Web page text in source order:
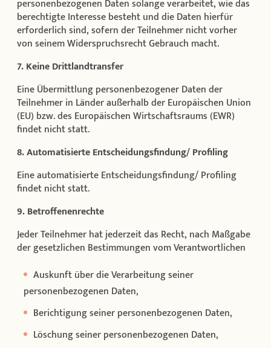
personenbezogenen Daten solange verarbeitet, wie das
berechtigte Interesse besteht und die Daten hierfür
erforderlich sind, sofern der Teilnehmer nicht vorher
von seinem Widerspruchsrecht Gebrauch macht.
7. Keine Drittlandtransfer
Eine Übermittlung personenbezogener Daten der
Teilnehmer in Länder außerhalb der Europäischen Union
(EU) bzw. des Europäischen Wirtschaftsraums (EWR)
findet nicht statt.
8. Automatisierte Entscheidungsfindung/ Profiling
Eine automatisierte Entscheidungsfindung/ Profiling
findet nicht statt.
9. Betroffenenrechte
Jeder Teilnehmer hat jederzeit das Recht, nach Maßgabe
der gesetzlichen Bestimmungen vom Verantwortlichen
Auskunft über die Verarbeitung seiner
personenbezogenen Daten,
Berichtigung seiner personenbezogenen Daten,
Löschung seiner personenbezogenen Daten,